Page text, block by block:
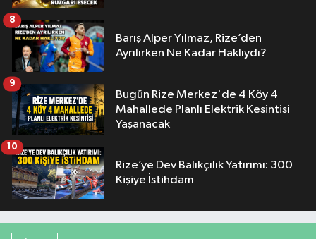
Barış Alper Yılmaz, Rize’den
Ayrılırken Ne Kadar Haklıydı?
8
Bugün Rize Merkez'de 4 Köy 4
Mahallede Planlı Elektrik Kesintisi
Yaşanacak
9
Rize’ye Dev Balıkçılık Yatırımı: 300
Kişiye İstihdam
10